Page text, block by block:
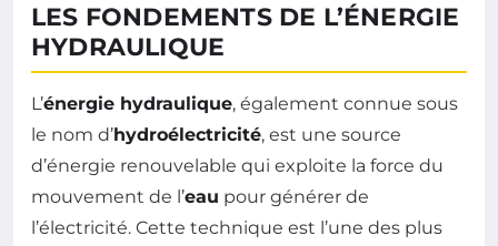
LES FONDEMENTS DE L’ÉNERGIE
HYDRAULIQUE
L’énergie hydraulique, également connue sous
le nom d’hydroélectricité, est une source
d’énergie renouvelable qui exploite la force du
mouvement de l’eau pour générer de
l’électricité. Cette technique est l’une des plus